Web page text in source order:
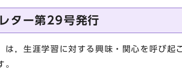
ター第29号発行
，生涯学習に対する興味・関心を呼び起
。